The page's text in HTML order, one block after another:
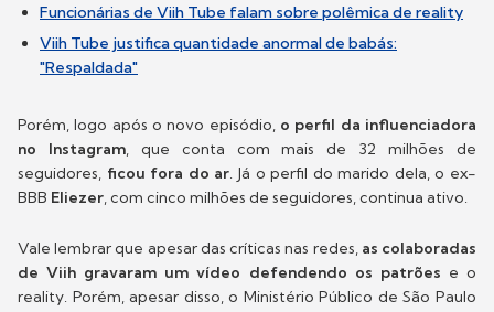
Funcionárias de Viih Tube falam sobre polêmica de reality
Viih Tube justifica quantidade anormal de babás:
"Respaldada"
Porém, logo após o novo episódio, o perfil da influenciadora
no Instagram, que conta com mais de 32 milhões de
seguidores, ficou fora do ar. Já o perfil do marido dela, o ex-
BBB Eliezer, com cinco milhões de seguidores, continua ativo.
Vale lembrar que apesar das críticas nas redes, as colaboradas
de Viih gravaram um vídeo defendendo os patrões e o
reality. Porém, apesar disso, o Ministério Público de São Paulo